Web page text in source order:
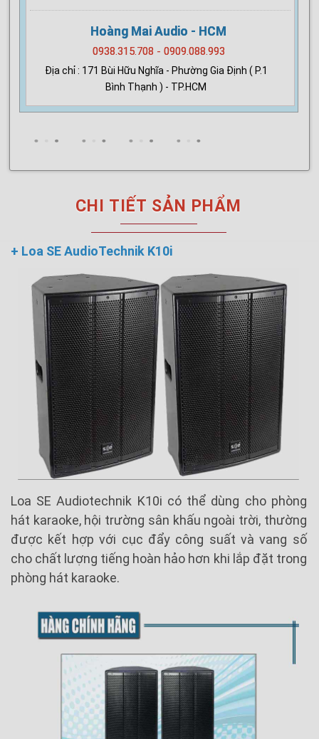
Hoàng Mai Audio - HCM
0938.315.708 - 0909.088.993
Địa chỉ : 171 Bùi Hữu Nghĩa - Phường Gia Định ( P.1
Bình Thạnh ) - TP.HCM
CHI TIẾT SẢN PHẨM
+ Loa SE AudioTechnik K10i
Loa SE Audiotechnik K10i có thể dùng cho phòng
hát karaoke, hội trường sân khấu ngoài trời, thường
được kết hợp với cục đẩy công suất và vang số
cho chất lượng tiếng hoàn hảo hơn khi lắp đặt trong
phòng hát karaoke.